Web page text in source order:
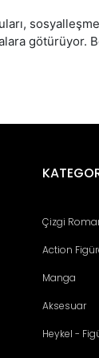
götürüyor.
Çizgi
Action
Manga
Aksesuar
Heykel -